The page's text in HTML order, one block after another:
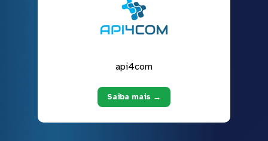
api4com
Saiba mais →